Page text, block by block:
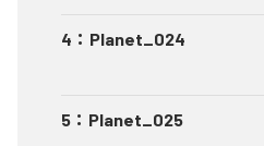
4 ： Planet_024
5 ： Planet_025